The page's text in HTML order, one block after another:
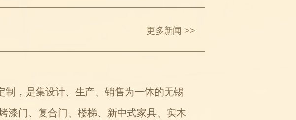
更多新闻 >>
，是集设计、生产、销售为一体的无锡
漆门、复合门、楼梯、新中式家具、实木